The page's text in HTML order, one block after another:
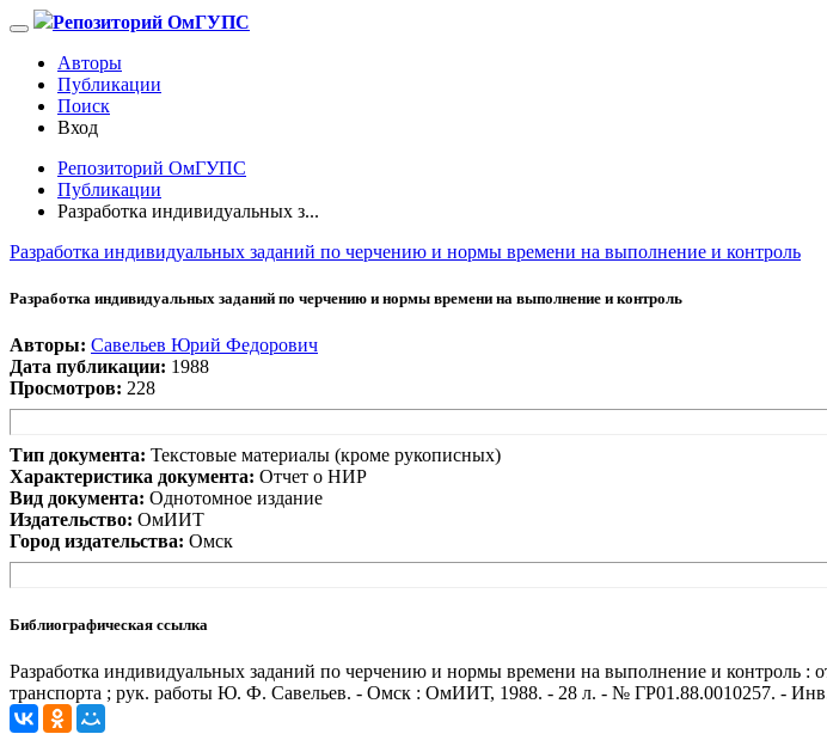
Репозиторий ОмГУПС
Авторы
Публикации
Поиск
Вход
Репозиторий ОмГУПС
Публикации
Разработка индивидуальных з...
Разработка индивидуальных заданий по черчению и нормы времени на выполнение и контроль
Разработка индивидуальных заданий по черчению и нормы времени на выполнение и контроль
Авторы: Савельев Юрий Федорович
Дата публикации: 1988
Просмотров: 228
Тип документа: Текстовые материалы (кроме рукописных)
Характеристика документа: Отчет о НИР
Вид документа: Однотомное издание
Издательство: ОмИИТ
Город издательства: Омск
Библиографическая ссылка
Разработка индивидуальных заданий по черчению и нормы времени на выполнение и
транспорта ; рук. работы Ю. Ф. Савельев. - Омск : ОмИИТ, 1988. - 28 л. - № ГР01.88.0010257. -